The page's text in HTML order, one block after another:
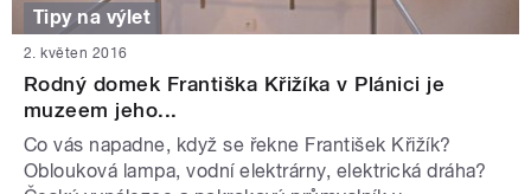
Tipy na výlet
2. květen 2016
Rodný domek Františka Křižíka v Plánici je
muzeem jeho...
Co vás napadne, když se řekne František Křižík?
Oblouková lampa, vodní elektrárny, elektrická dráha?